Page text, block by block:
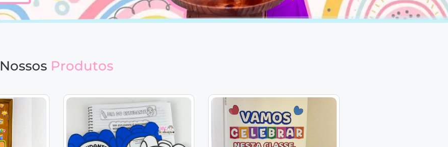
Nossos Produtos